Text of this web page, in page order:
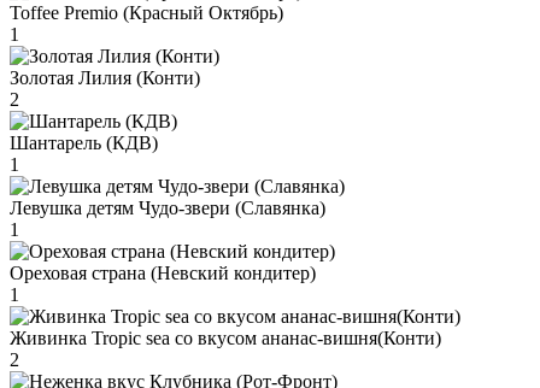
Toffee Premio (Красный Октябрь)
1
Золотая Лилия (Конти)
2
Шантарель (КДВ)
1
Левушка детям Чудо-звери (Славянка)
1
Ореховая страна (Невский кондитер)
1
Живинка Tropic sea со вкусом ананас-вишня(Конти)
2